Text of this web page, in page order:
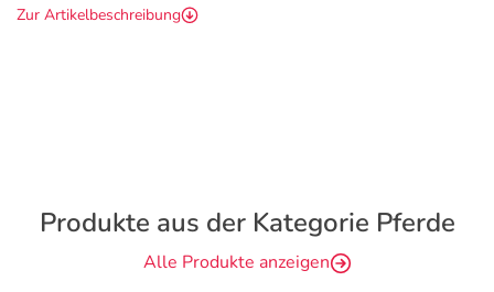
Zur Artikelbeschreibung
Produkte aus der Kategorie Pferde
Alle Produkte anzeigen